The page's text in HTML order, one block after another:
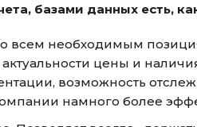
базами данных есть,
всем необходимым
цены и
возможность
намного более